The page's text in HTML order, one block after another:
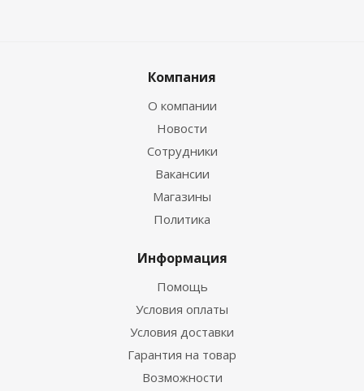
Компания
О компании
Новости
Сотрудники
Вакансии
Магазины
Политика
Информация
Помощь
Условия оплаты
Условия доставки
Гарантия на товар
Возможности